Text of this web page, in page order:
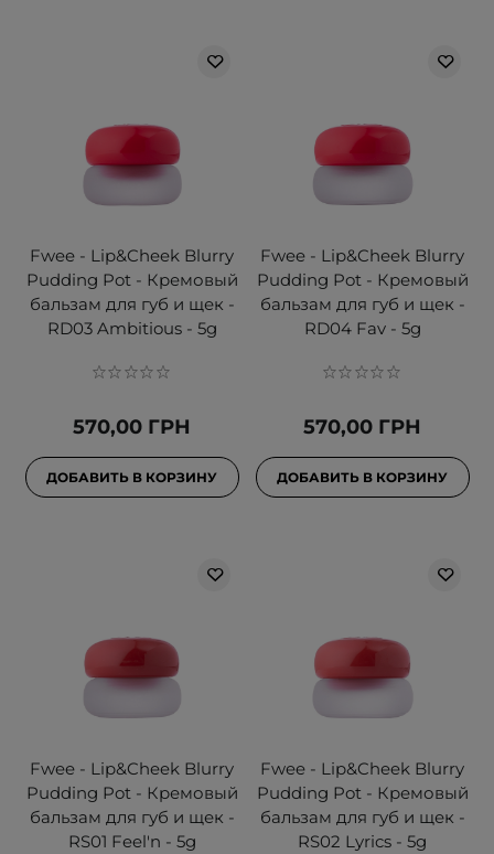
Fwee - Lip&Cheek Blurry
Pudding Pot - Кремовый
бальзам для губ и щек -
RD03 Ambitious - 5g
570,00 ГРН
ДОБАВИТЬ В КОРЗИНУ
Fwee - Lip&Cheek Blurry
Pudding Pot - Кремовый
бальзам для губ и щек -
RD04 Fav - 5g
570,00 ГРН
ДОБАВИТЬ В КОРЗИНУ
Fwee - Lip&Cheek Blurry
Pudding Pot - Кремовый
бальзам для губ и щек -
RS01 Feel'n - 5g
Fwee - Lip&Cheek Blurry
Pudding Pot - Кремовый
бальзам для губ и щек -
RS02 Lyrics - 5g